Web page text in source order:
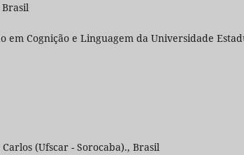
Brasil
em Cognição e Linguagem da Universidade
(Ufscar - Sorocaba)., Brasil